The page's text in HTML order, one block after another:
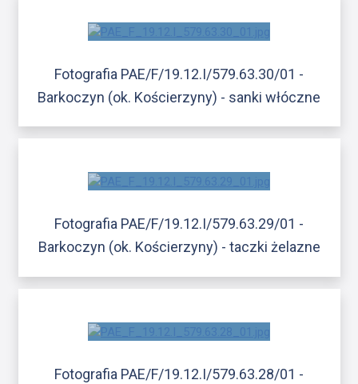
Fotografia PAE/F/19.12.I/579.63.30/01 -
Barkoczyn (ok. Kościerzyny) - sanki włóczne
Fotografia PAE/F/19.12.I/579.63.29/01 -
Barkoczyn (ok. Kościerzyny) - taczki żelazne
Fotografia PAE/F/19.12.I/579.63.28/01 -